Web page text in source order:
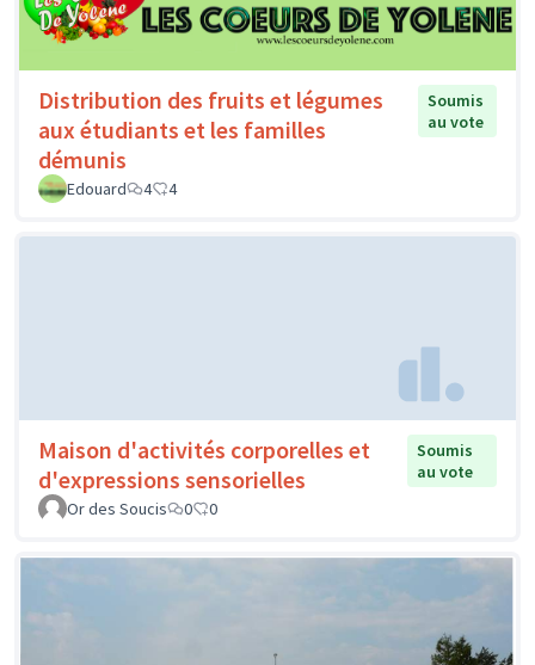
Distribution des fruits et légumes
aux étudiants et les familles
démunis
Soumis
au vote
Edouard 4 4
Maison d'activités corporelles et
d'expressions sensorielles
Soumis
au vote
Or des Soucis
0 0